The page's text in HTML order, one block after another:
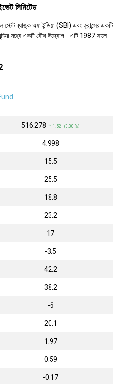
লিমিটেড
স্টেট ব্যাঙ্ক অফ ইন্ডিয়া (SBI) এবং ফ্রান্সের একটি
মধ্যে একটি যৌথ উদ্যোগ। এটি 1987 সালে
₹516.278 ↑ 1.52 (0.30 %)
₹4,998
15.5
25.5
18.8
23.2
17
-3.5
42.2
38.2
-6
20.1
1.97
0.59
-0.17